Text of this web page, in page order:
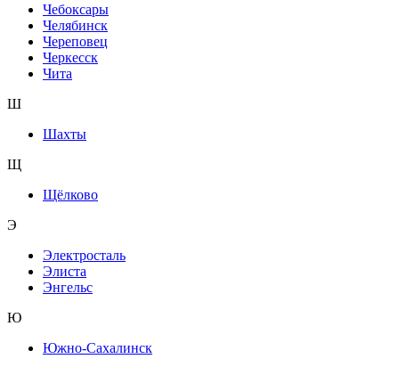
Чебоксары
Челябинск
Череповец
Черкесск
Чита
Ш
Шахты
Щ
Щёлково
Э
Электросталь
Элиста
Энгельс
Ю
Южно-Сахалинск